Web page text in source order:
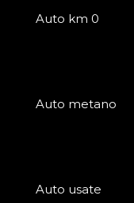
Auto km 0
Auto metano
Auto usate